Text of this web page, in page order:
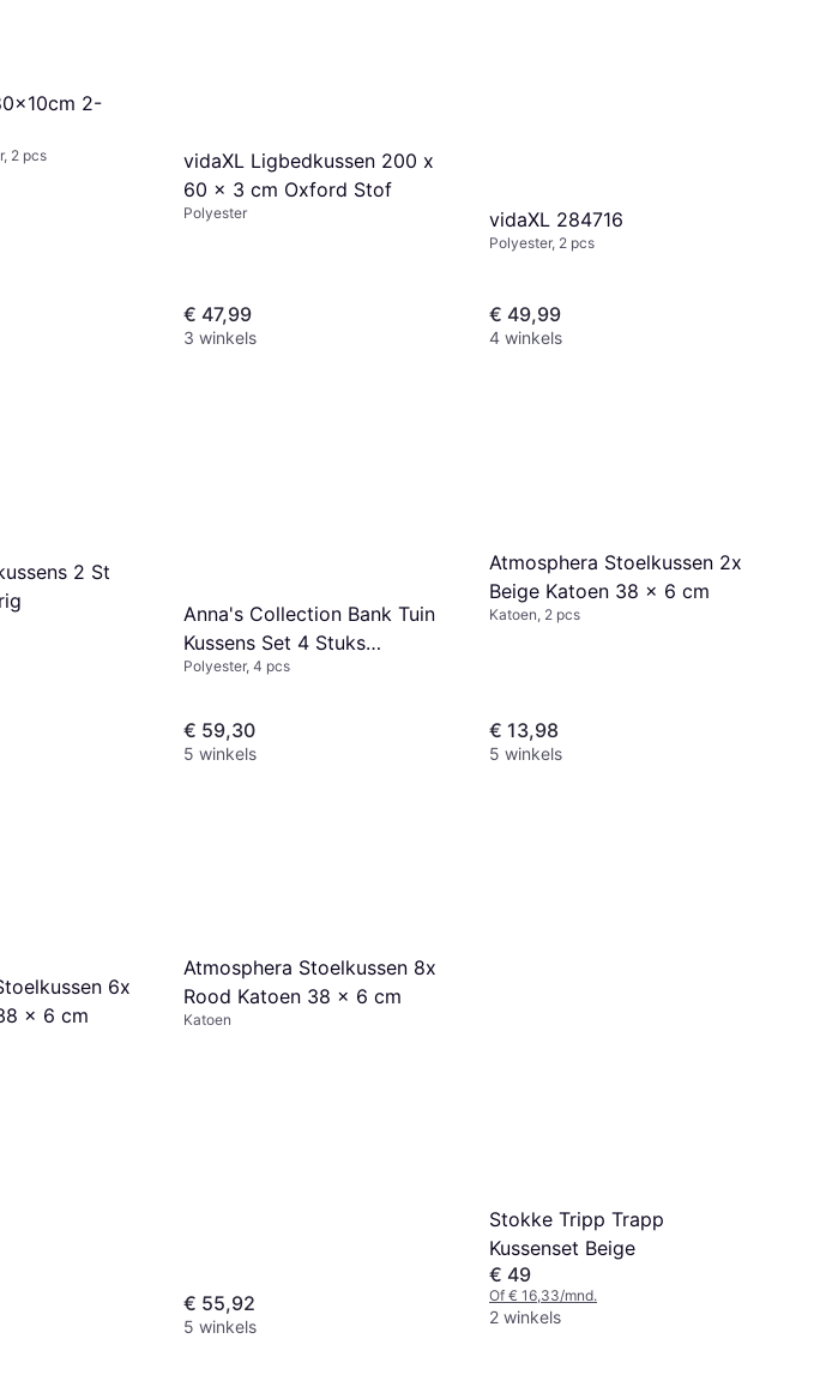
2-
2 pcs
vidaXL Ligbedkussen 200 x
60 x 3 cm Oxford Stof
Polyester
€ 47,99
3 winkels
vidaXL 284716
Polyester, 2 pcs
€ 49,99
4 winkels
2 St
Anna's Collection Bank Tuin
Kussens Set 4 Stuks
Mintgroen
Polyester, 4 pcs
€ 59,30
5 winkels
Atmosphera Stoelkussen 2x
Beige Katoen 38 x 6 cm
Katoen, 2 pcs
€ 13,98
5 winkels
6x
x 6 cm
Atmosphera Stoelkussen 8x
Rood Katoen 38 x 6 cm
Katoen
€ 55,92
5 winkels
Stokke Tripp Trapp
Kussenset Beige
€ 49
Of € 16,33/mnd.
2 winkels